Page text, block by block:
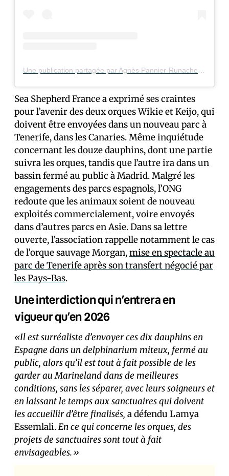
Sea Shepherd France a exprimé ses craintes
pour l’avenir des deux orques Wikie et Keijo, qui
doivent être envoyées dans un nouveau parc à
Tenerife, dans les Canaries. Même inquiétude
concernant les douze dauphins, dont une partie
suivra les orques, tandis que l’autre ira dans un
bassin fermé au public à Madrid. Malgré les
engagements des parcs espagnols, l’ONG
redoute que les animaux soient de nouveau
exploités commercialement, voire envoyés
dans d’autres parcs en Asie. Dans sa lettre
ouverte, l’association rappelle notamment le cas
de l’orque sauvage Morgan,mise en spectacle au
parc de Tenerife après son transfert négocié par
les Pays-Bas.
Une interdiction qui n’entrera en
vigueur qu’en 2026
«Il est surréaliste d’envoyer ces dix dauphins en
Espagne dans un delphinarium miteux, fermé au
public, alors qu’il est tout à fait possible de les
garder au Marineland dans de meilleures
conditions, sans les séparer, avec leurs soigneurs et
en laissant le temps aux sanctuaires qui doivent
les accueillir d’être finalisés, a défendu Lamya
Essemlali.En ce qui concerne les orques, des
projets de sanctuaires sont tout à fait
envisageables.»